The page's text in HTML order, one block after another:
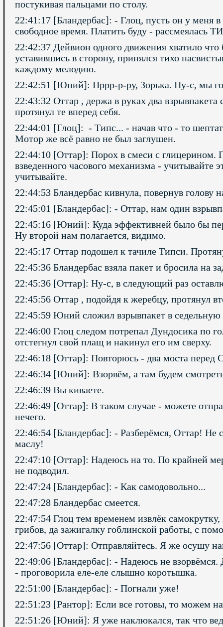
постукивая пальцами по столу.
22:41:17 [Бландербас]: - Глоц, пусть он у меня в
свободное время. Платить буду - рассмеялась
22:42:37 Дейвион одного движения хватило что
уставившись в сторону, принялся тихо
каждому мелодию.
22:42:51 [Юний]: Пррр-р-ру, Зорька. Ну-с, мы
22:43:32 Оттар , держа в руках два
протянул те вперед себя.
22:44:01 [Глоц]: - Типс... - начав что - то
Мотор же всё равно не был заглушен.
22:44:10 [Оттар]: Порох в смеси с глицерином.
взведенного часового механизма - учитывайте
учитывайте.
22:44:53 Бландербас кивнула, повернув голову
22:45:01 [Бландербас]: - Оттар, нам один
22:45:16 [Юний]: Куда эффективней было бы
Ну второй нам полагается, видимо.
22:45:17 Оттар подошел к тачиле Типси.
22:45:36 Бландербас взяла пакет и бросила на
22:45:36 [Оттар]: Ну-с, в следующий раз
22:45:56 Оттар , подойдя к жеребцу, протянул
22:45:59 Юний сложил взрывпакет в
22:46:00 Глоц следом потрепал Дундосика по
отстегнул свой плащ и накинул его им сверху.
22:46:18 [Оттар]: Повторюсь - два моста перед
22:46:34 [Юний]: Взорвём, а там будем
22:46:39 Вы киваете.
22:46:49 [Оттар]: В таком случае - можете
нечего.
22:46:54 [Бландербас]: - Разберёмся, Оттар! Не
маслу!
22:47:10 [Оттар]: Надеюсь на то. По крайней
не подводил.
22:47:24 [Бландербас]: - Как самодовольно...
22:47:28 Бландербас смеется.
22:47:54 Глоц тем временем извлёк
грибов, да зажигалку гоблинской работы, с
22:47:56 [Оттар]: Отправляйтесь. Я же осушу
22:49:06 [Бландербас]: - Надеюсь не взорвёмся.
- проговорила еле-еле слышно коротышка.
22:51:00 [Бландербас]: - Погнали уже!
22:51:23 [Рантор]: Если все готовы, то можем
22:51:26 [Юний]: Я уже наклюкался, так что